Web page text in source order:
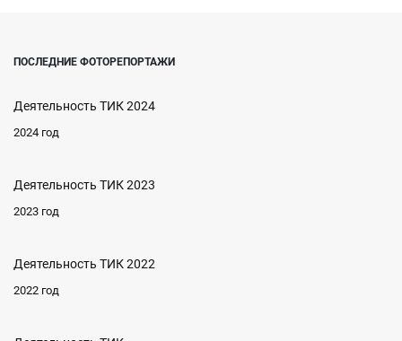
ПОСЛЕДНИЕ ФОТОРЕПОРТАЖИ
Деятельность ТИК 2024
2024 год
Деятельность ТИК 2023
2023 год
Деятельность ТИК 2022
2022 год